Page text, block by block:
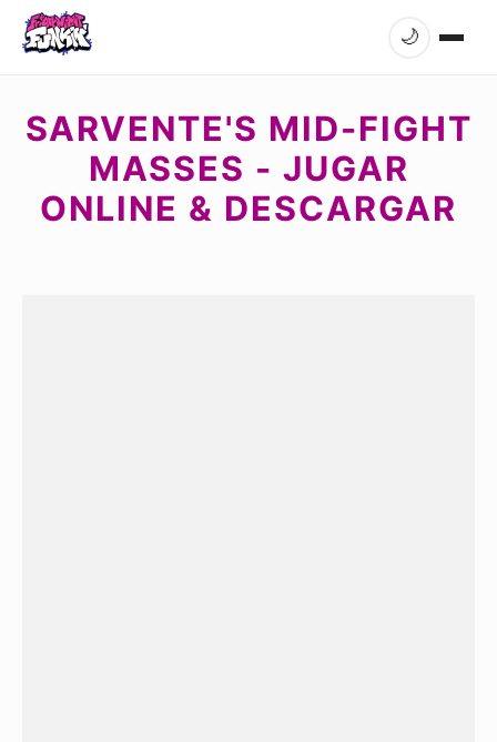
🌙
SARVENTE'S MID-FIGHT
MASSES - JUGAR
ONLINE & DESCARGAR